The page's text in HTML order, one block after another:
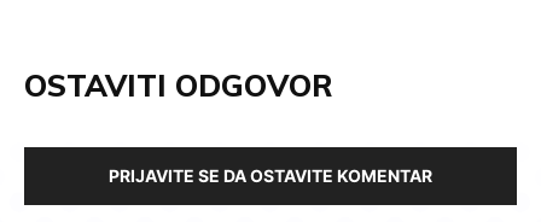
OSTAVITI ODGOVOR
PRIJAVITE SE DA OSTAVITE KOMENTAR